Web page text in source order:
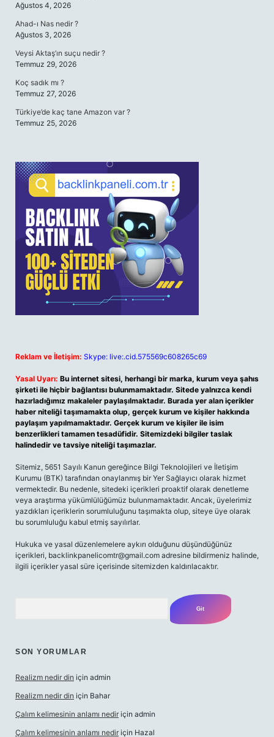
Ağustos 4, 2026
Ahad-ı Nas nedir ?
Ağustos 3, 2026
Veysi Aktaş’ın suçu nedir ?
Temmuz 29, 2026
Koç sadık mı ?
Temmuz 27, 2026
Türkiye’de kaç tane Amazon var ?
Temmuz 25, 2026
Reklam ve İletişim: Skype: live:.cid.575569c608265c69
Yasal Uyarı: Bu internet sitesi, herhangi bir marka, kurum veya şahıs
şirketi ile hiçbir bağlantısı bulunmamaktadır. Sitede yalnızca kendi
hazırladığımız makaleler paylaşılmaktadır. Burada yer alan içerikler
haber niteliği taşımamakta olup, gerçek kurum ve kişiler hakkında
paylaşım yapılmamaktadır. Gerçek kurum ve kişiler ile isim
benzerlikleri tamamen tesadüfidir. Sitemizdeki bilgiler taslak
halindedir ve tavsiye niteliği taşımazlar.
Sitemiz, 5651 Sayılı Kanun gereğince Bilgi Teknolojileri ve İletişim
Kurumu (BTK) tarafından onaylanmış bir Yer Sağlayıcı olarak hizmet
vermektedir. Bu nedenle, sitedeki içerikleri proaktif olarak denetleme
veya araştırma yükümlülüğümüz bulunmamaktadır. Ancak, üyelerimiz
yazdıkları içeriklerin sorumluluğunu taşımakta olup, siteye üye olarak
bu sorumluluğu kabul etmiş sayılırlar.
Hukuka ve yasal düzenlemelere aykırı olduğunu düşündüğünüz
içerikleri, backlinkpanelicomtr@gmail.com adresine bildirmeniz halinde,
ilgili içerikler yasal süre içerisinde sitemizden kaldırılacaktır.
SON YORUMLAR
Realizm nedir din için admin
Realizm nedir din için Bahar
Çalım kelimesinin anlamı nedir için admin
Çalım kelimesinin anlamı nedir için Hazal